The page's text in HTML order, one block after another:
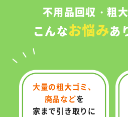
不用品回収・粗
こんなお悩みあ
大量の粗大ゴミ、
廃品などを
家まで引き取りに